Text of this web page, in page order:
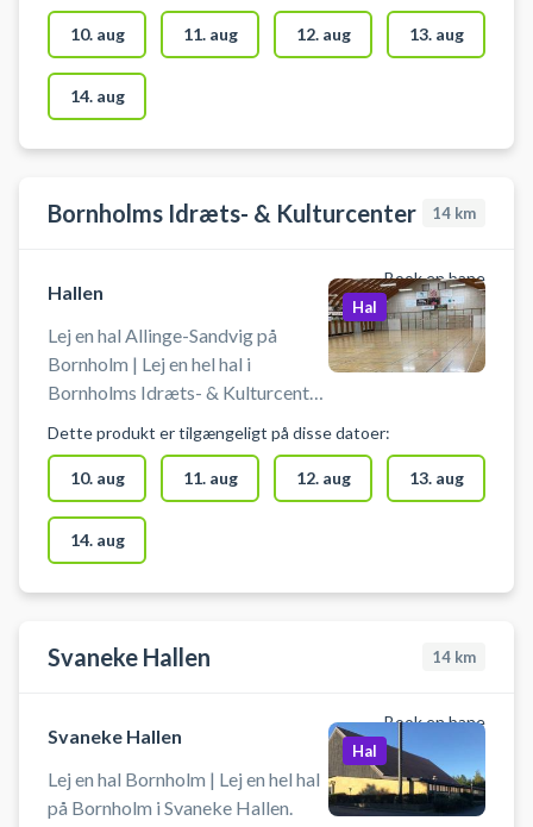
baner, håndbold (uden harpiks),
indendørs fodbold uden bander.
Der skal selv medbringes udstyr
som ketcher, bat og bolde.
10. aug 11. aug 12. aug 13. aug
14. aug
Bornholms Idræts- & Kulturcenter 14 km
Book en bane
Hallen
Lej en hal Allinge-Sandvig på
Bornholm | Lej en hel hal i
Bornholms Idræts- & Kulturcenter
Bornholms Idrætscenter og spil
indendørs fodbold i Allinge-
Sandvig. Booking af hallen kan
bruges til blandt andet indendørs
fodbold, håndbold, volleyball og
badminton. Der er net og mål til
gratis parkering ved booking af
Hal
Dette produkt er tilgængeligt på disse datoer:
10. aug 11. aug 12. aug 13. aug
14. aug
Svaneke Hallen 14 km
Book en bane
Svaneke Hallen
Lej en hal Bornholm | Lej en hel hal
på Bornholm i Svaneke Hallen.
Hal